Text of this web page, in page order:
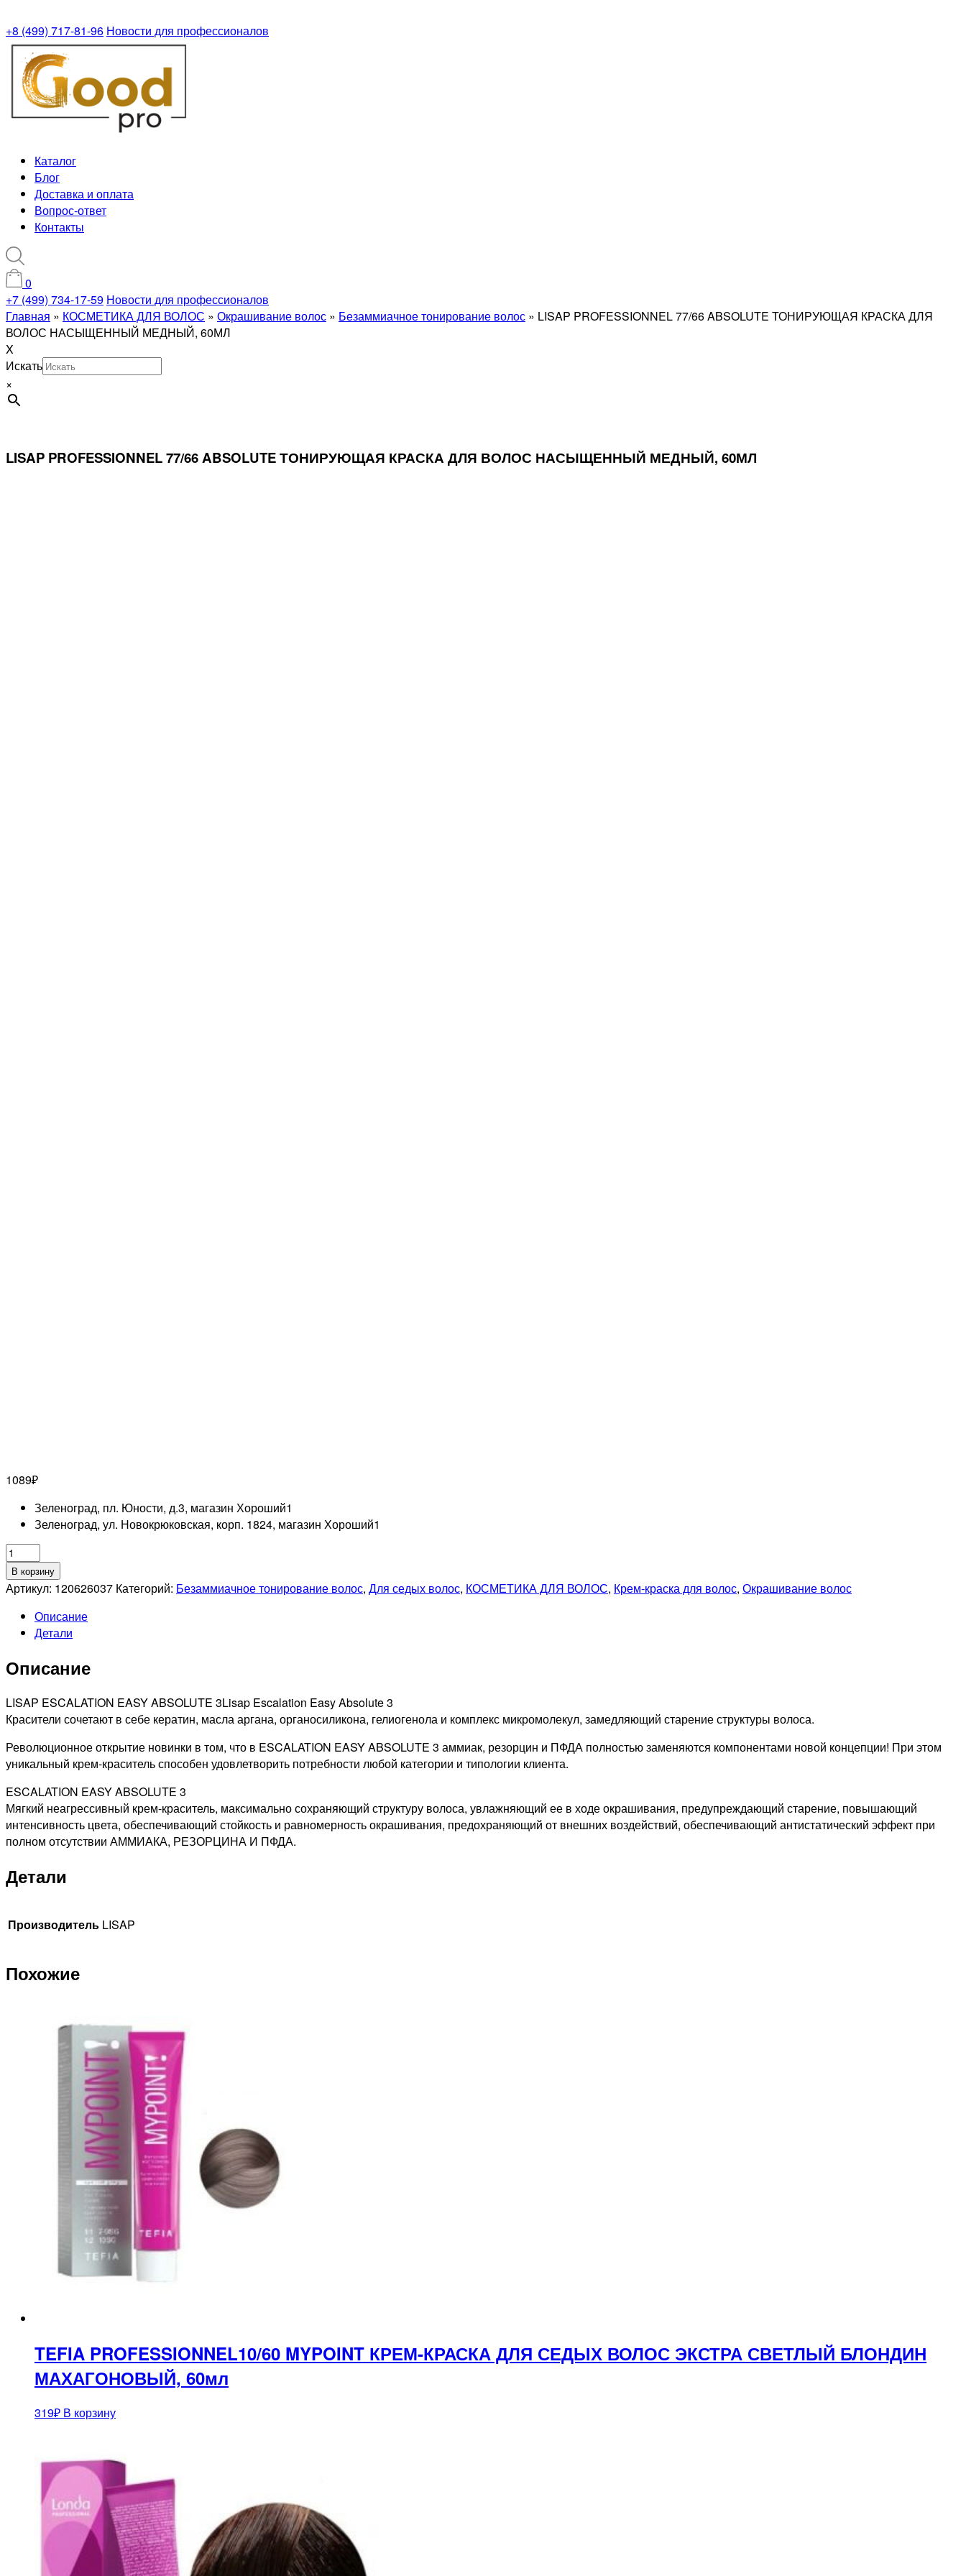
+8 (499) 717-81-96 Новости для профессионалов
Каталог
Блог
Доставка и оплата
Вопрос-ответ
Контакты
0
+7 (499) 734-17-59 Новости для профессионалов
Главная » КОСМЕТИКА ДЛЯ ВОЛОС » Окрашивание волос » Безаммиачное тонирование волос » LISAP PROFESSIONNEL 77/66 ABSOLUTE ТОНИРУЮЩАЯ КРАСКА ДЛЯ
ВОЛОС НАСЫЩЕННЫЙ МЕДНЫЙ, 60МЛ
X
Искать
×
LISAP PROFESSIONNEL 77/66 ABSOLUTE ТОНИРУЮЩАЯ КРАСКА ДЛЯ ВОЛОС НАСЫЩЕННЫЙ МЕДНЫЙ, 60МЛ
1089₽
Зеленоград, пл. Юности, д.3, магазин Хороший1
Зеленоград, ул. Новокрюковская, корп. 1824, магазин Хороший1
Количество
товара
LISAP
77/66
ABSOLUTE
КРАСКА
ВОЛОС
НАСЫЩЕННЫЙ
60МЛ
В корзину
Артикул: 120626037 Категорий: Безаммиачное тонирование волос, Для седых волос, КОСМЕТИКА ДЛЯ ВОЛОС, Крем-краска для волос, Окрашивание волос
Описание
Детали
Описание
LISAP ESCALATION EASY ABSOLUTE 3Lisap Escalation Easy Absolute 3
Красители сочетают в себе кератин, масла аргана, органосиликона, гелиогенола и комплекс микромолекул, замедляющий старение структуры волоса.
Революционное открытие новинки в том, что в ESCALATION EASY ABSOLUTE 3 аммиак, резорцин и ПФДА полностью заменяются компонентами новой концепции! При этом
уникальный крем-краситель способен удовлетворить потребности любой категории и типологии клиента.
ESCALATION EASY ABSOLUTE 3
Мягкий неагрессивный крем-краситель, максимально сохраняющий структуру волоса, увлажняющий ее в ходе окрашивания, предупреждающий старение, повышающий
интенсивность цвета, обеспечивающий стойкость и равномерность окрашивания, предохраняющий от внешних воздействий, обеспечивающий антистатический эффект при
полном отсутствии АММИАКА, РЕЗОРЦИНА И ПФДА.
Детали
Производитель LISAP
Похожие
TEFIA PROFESSIONNEL10/60 MYPOINT КРЕМ-КРАСКА ДЛЯ СЕДЫХ ВОЛОС ЭКСТРА СВЕТЛЫЙ БЛОНДИН
МАХАГОНОВЫЙ, 60мл
319₽ В корзину